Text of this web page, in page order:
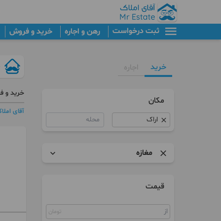
ثبت درخواست رهن و اجاره خرید و فروش
خرید اجاره
مکان
محله
مغازه
برج
کلنگی
قیمت
تومان
خرید و
آقای